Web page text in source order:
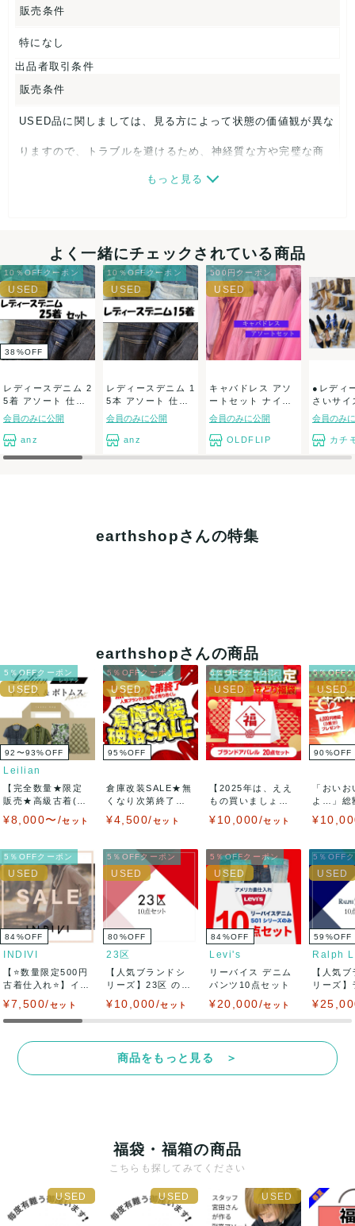
販売条件
特になし
出品者取引条件
販売条件
USED品に関しましては、見る方によって状態の価値観が異な
りますので、トラブルを避けるため、神経質な方や完璧な商
品を求められる方は御購入をお控えください。
い致します。対応できることがあれば、誠意をもって対応致
します。
決済方法
ニ払い
もっと見る
よく一緒にチェックされている商品
10％OFFクーポン
38 %OFF
レディースデニム 2
5着 アソート 仕入
れ 大量セ...
会員のみに公開
anz
10％OFFクーポン
レディースデニム 1
5本 アソート 仕入
れ 大量セ...
会員のみに公開
anz
500円クーポン
キャバドレス アソ
ートセット ナイト
ドレスまとめ売...
会員のみに公開
OLDFLIP
●レディ
さいサイ
サイズ
会員のみ
カチ
earthshopさんの特集
earthshopさんの商品
5％OFFクーポン
92〜93%OFF
Leilian
【完全数量★限定
販売★高級古着(US
ED品)800...
¥8,000〜/セット
5％OFFクーポン
95 %OFF
倉庫改装SALE★無
くなり次第終了★1
50円古着仕...
¥4,500/セット
5％OFFクーポン
【2025年は、ええ
もの買いましょう
♪】【数量限定...
¥10,000/セット
5％OFF
90%OFF
「おい
よ…」総
以上の
5％OFFクーポン
84%OFF
INDIVI
【⭐数量限定500円
古着仕入れ⭐】イン
ディヴィ・I...
¥7,500/セット
5％OFFクーポン
80%OFF
23区
【人気ブランドシ
リーズ】23区 のみ
★トップス・パ...
¥10,000/セット
5％OFFクーポン
84%OFF
Levi's
リーバイス デニム
パンツ10点セット
¥20,000/セット
5％OFF
59 %OFF
【人気
リーズ
ーレン
商品をもっと見る ＞
福袋・福箱の商品
こちらも探してみてください